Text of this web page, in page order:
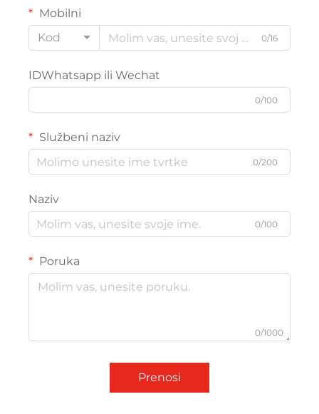
Mobilni
Kod
0/16
IDWhatsapp ili Wechat
0/100
Službeni naziv
0/200
Naziv
0/100
Poruka
0/1000
Prenosi